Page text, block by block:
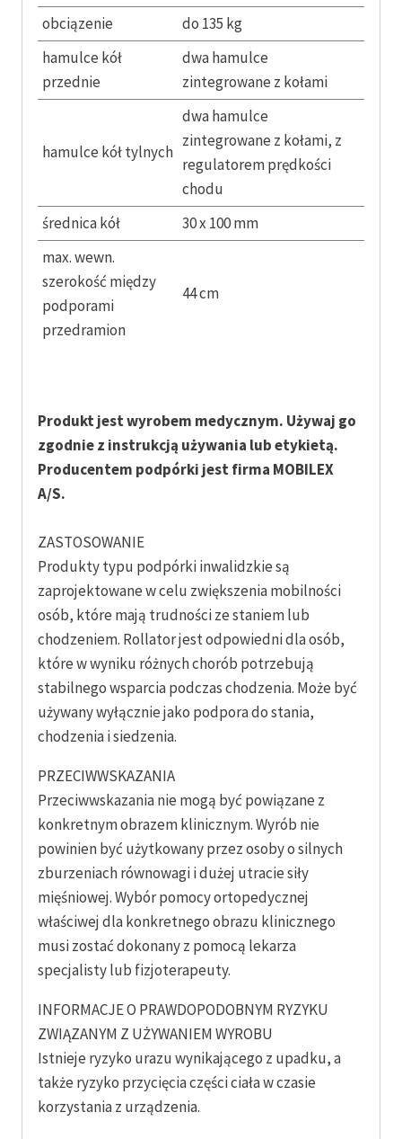
obciązenie
do 135 kg
hamulce kół
przednie
dwa hamulce
zintegrowane z kołami
hamulce kół tylnych
dwa hamulce
zintegrowane z kołami, z
regulatorem prędkości
chodu
średnica kół
30 x 100 mm
max. wewn.
szerokość między
podporami
przedramion
44 cm
Produkt jest wyrobem medycznym. Używaj go
zgodnie z instrukcją używania lub etykietą.
Producentem podpórki jest firma MOBILEX
A/S.
ZASTOSOWANIE
Produkty typu podpórki inwalidzkie są
zaprojektowane w celu zwiększenia mobilności
osób, które mają trudności ze staniem lub
chodzeniem. Rollator jest odpowiedni dla osób,
które w wyniku różnych chorób potrzebują
stabilnego wsparcia podczas chodzenia. Może być
używany wyłącznie jako podpora do stania,
chodzenia i siedzenia.
PRZECIWWSKAZANIA
Przeciwwskazania nie mogą być powiązane z
konkretnym obrazem klinicznym. Wyrób nie
powinien być użytkowany przez osoby o silnych
zburzeniach równowagi i dużej utracie siły
mięśniowej. Wybór pomocy ortopedycznej
właściwej dla konkretnego obrazu klinicznego
musi zostać dokonany z pomocą lekarza
specjalisty lub fizjoterapeuty.
INFORMACJE O PRAWDOPODOBNYM RYZYKU
ZWIĄZANYM Z UŻYWANIEM WYROBU
Istnieje ryzyko urazu wynikającego z upadku, a
także ryzyko przycięcia części ciała w czasie
korzystania z urządzenia.